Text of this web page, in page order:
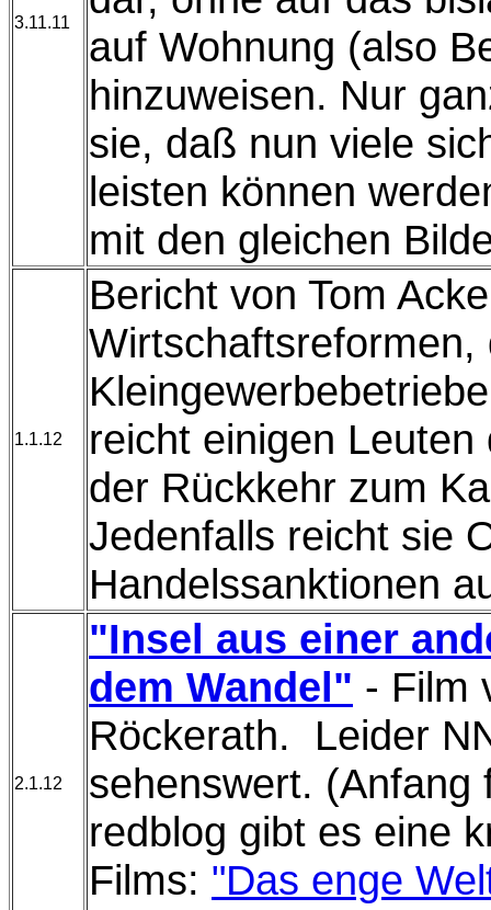
3.11.11
auf Wohnung (also
hinzuweisen. Nur
sie, daß nun viele
leisten können
mit den gleichen
1.1.12
Bericht von Tom
Wirtschaftsreformen,
reicht einigen
der Rückkehr zum
Jedenfalls reicht sie
Handelssanktionen
2.1.12
"Insel aus einer
dem Wandel" - Film
Röckerath. Leider
sehenswert.
redblog gibt es eine
Films: "Das enge